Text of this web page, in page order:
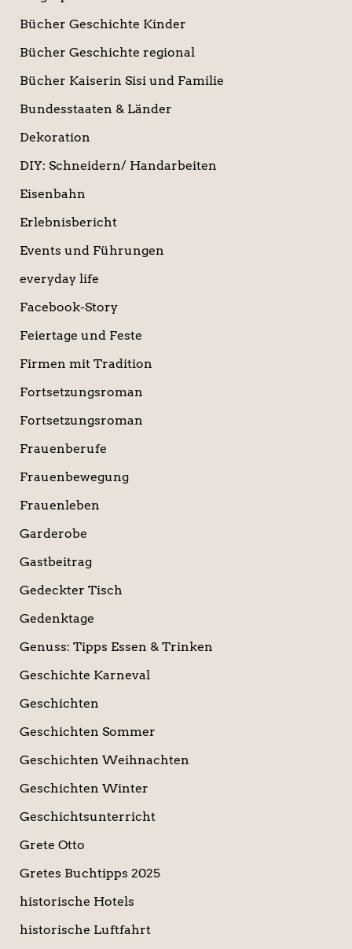
Bücher Geschichte Kinder
Bücher Geschichte regional
Bücher Kaiserin Sisi und Familie
Bundesstaaten & Länder
Dekoration
DIY: Schneidern/ Handarbeiten
Eisenbahn
Erlebnisbericht
Events und Führungen
everyday life
Facebook-Story
Feiertage und Feste
Firmen mit Tradition
Fortsetzungsroman
Fortsetzungsroman
Frauenberufe
Frauenbewegung
Frauenleben
Garderobe
Gastbeitrag
Gedeckter Tisch
Gedenktage
Genuss: Tipps Essen & Trinken
Geschichte Karneval
Geschichten
Geschichten Sommer
Geschichten Weihnachten
Geschichten Winter
Geschichtsunterricht
Grete Otto
Gretes Buchtipps 2025
historische Hotels
historische Luftfahrt